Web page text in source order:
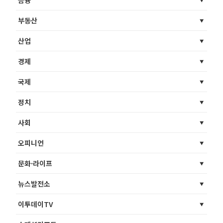
부동산
산업
경제
국제
정치
사회
오피니언
문화·라이프
뉴스발전소
이투데이TV